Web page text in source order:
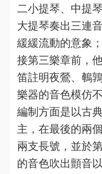
二小提琴、中提
大提琴奏出三連
緩緩流動的意象
接第三樂章前，
笛註明夜鶯、鵪
樂器的音色模仿
編制方面是以古
主，在最後的兩
兩支長號，並於
的音色吹出顫音